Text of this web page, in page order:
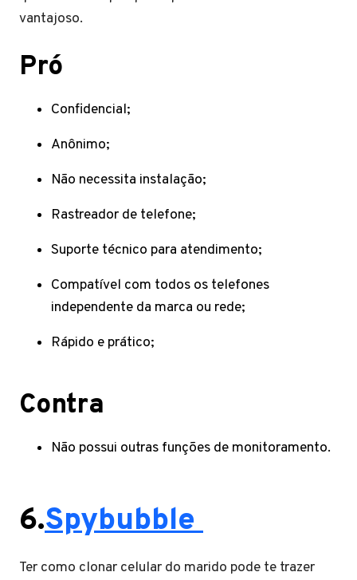
vantajoso.
Pró
Confidencial;
Anônimo;
Não necessita instalação;
Rastreador de telefone;
Suporte técnico para atendimento;
Compatível com todos os telefones
independente da marca ou rede;
Rápido e prático;
Contra
Não possui outras funções de monitoramento.
6.Spybubble
Ter como clonar celular do marido pode te trazer